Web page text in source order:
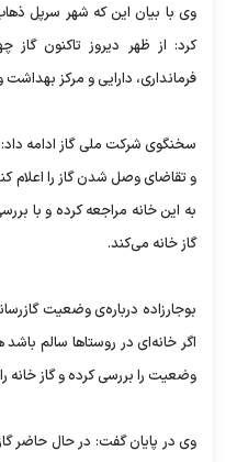
وی با بیان این که شهر سرپل
کرد: از ظهر دیروز تاکنون گاز
فرمانداری، دارایی و مرکز
سخنگوی شرکت ملی گاز ادامه داد:
و تقاضای وصل شدن گاز را اعلام
به این خانه مراجعه کرده و با
گاز خانه می‌کند.
بوجارزاده درباره‌ی وضعیت
اگر خانه‌ای در روستاها سالم
وضعیت را بررسی کرده و گاز خانه
وی در پایان گفت: در حال حاضر